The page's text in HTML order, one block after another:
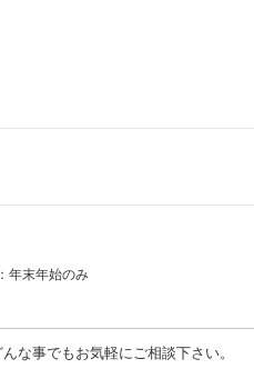
年末年始のみ
な事でもお気軽にご相談下さい。